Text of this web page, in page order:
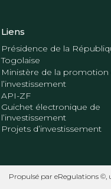
Liens
Présidence de la
Togolaise
Ministère de la promotion
l’investissement
API-ZF
Guichet électronique de
l’investissement
Projets d’investissement
Propulsé par eRegulations ©,